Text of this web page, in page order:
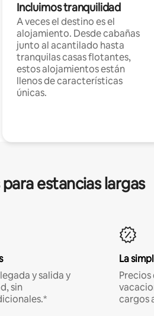
Incluimos tranquilidad
A veces el destino es el
alojamiento. Desde cabañas
junto al acantilado hasta
tranquilas casas flotantes,
estos alojamientos están
llenos de características
únicas.
estancias largas
y salida y
sin
La
cargos